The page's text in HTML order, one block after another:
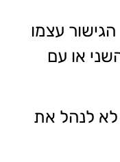
עצמו
או עם
לנהל את